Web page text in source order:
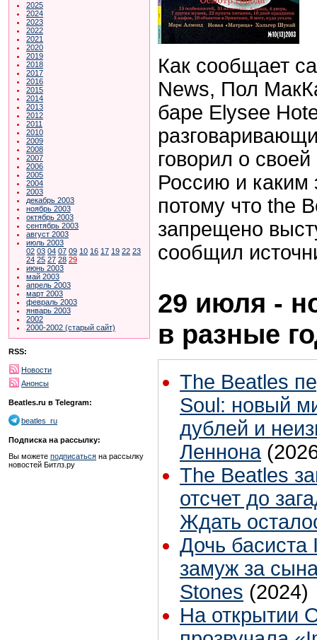
2025
2024
2023
2022
2021
2020
2019
2018
2017
2016
2015
2014
2013
2012
2011
2010
2009
2008
2007
2006
2005
2004
2003
декабрь 2003
ноябрь 2003
октябрь 2003
сентябрь 2003
август 2003
июль 2003
02 03 04 07 09 10 16 17 19 22 23
24 25 27 28 29
июнь 2003
май 2003
апрель 2003
март 2003
февраль 2003
январь 2003
2002
2000-2002 (старый сайт)
RSS:
Новости
Анонсы
Beatles.ru в Telegram:
beatles_ru
Подписка на рассылку:
Вы можете подписаться на рассылку
новостей Битлз.ру
Как сообщает
News, Пол
баре Elysee
говорил о
Россию и каким
потому что the
запрещено
сообщил
29 июля -
в разные
The Beatles
Soul: новый
дублей и
Леннона
The Beatles
отсчет до
Ждать
Дочь
замуж за
Stones (2024)
На открытии